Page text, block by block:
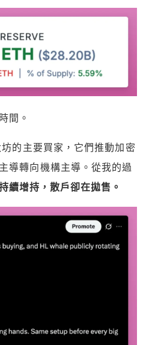
間。
的主要買家，它們推動加密
導轉向機構主導。從我的過
續增持，散戶卻在拋售。